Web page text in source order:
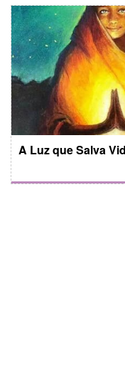
A Luz que Salva